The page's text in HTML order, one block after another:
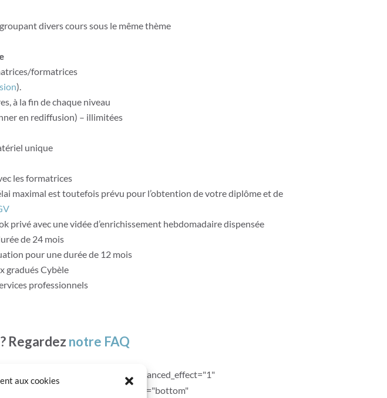
aux cookies
divers cours sous le même thème
formatrices
).
, à la fin de chaque niveau
en rediffusion) – illimitées
unique
les formatrices
maximal est toutefois prévu pour l’obtention de votre diplôme et de
privéavec une vidée d’enrichissement hebdomadaire dispensée
de 24 mois
pour une durée de 12 mois
gradués Cybèle
professionnels
Regardez notre FAQ
lazy_loading="on" advanced_effect="1"
arrow_position="bottom"